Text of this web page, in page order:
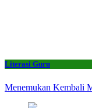
Literasi Guru
Menemukan Kembali